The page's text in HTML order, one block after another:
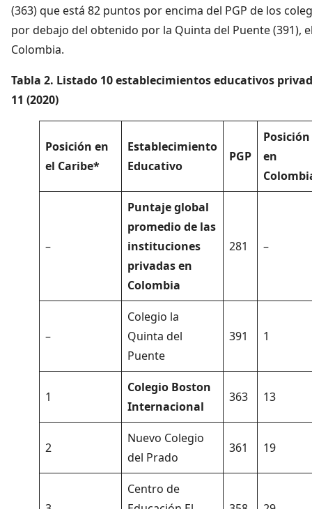
(363) que está 82 puntos por encima del PGP de los
por debajo del obtenido por la Quinta del Puente (391),
Colombia.
Tabla 2. Listado 10 establecimientos educativos
11 (2020)
Posición en
el Caribe*
Establecimiento
Educativo
PGP
Posición
en
–
Puntaje global
promedio de las
instituciones
privadas en
Colombia
281 –
–
Colegio la
Quinta del
Puente
391 1
1
Colegio Boston
Internacional
363 13
2
Nuevo Colegio
del Prado
361 19
Centro de